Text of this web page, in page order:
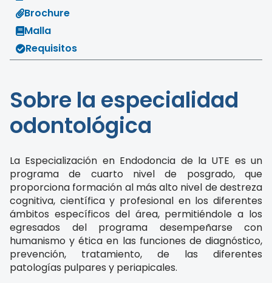
Brochure
Malla
Requisitos
Sobre la especialidad
odontológica
La Especialización en Endodoncia de la UTE es un
programa de cuarto nivel de posgrado, que
proporciona formación al más alto nivel de destreza
cognitiva, científica y profesional en los diferentes
ámbitos específicos del área, permitiéndole a los
egresados del programa desempeñarse con
humanismo y ética en las funciones de diagnóstico,
prevención, tratamiento, de las diferentes
patologías pulpares y periapicales.